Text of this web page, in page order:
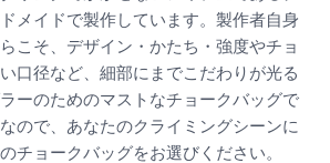
メイドで製作しています。製作者自身
こそ、デザイン・かたち・強度やチョ
口径など、細部にまでこだわりが光る
ーのためのマストなチョークバッグで
ので、あなたのクライミングシーンに
チョークバッグをお選びください。